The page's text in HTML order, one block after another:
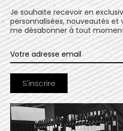
Je souhaite recevoir en
personnalisées, nouveautés et
me désabonner à tout